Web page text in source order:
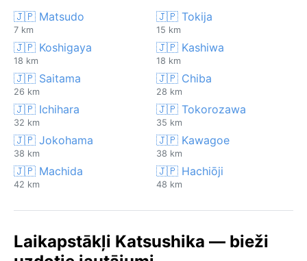
🇯🇵 Matsudo
7 km
🇯🇵 Tokija
15 km
🇯🇵 Koshigaya
18 km
🇯🇵 Kashiwa
18 km
🇯🇵 Saitama
26 km
🇯🇵 Chiba
28 km
🇯🇵 Ichihara
32 km
🇯🇵 Tokorozawa
35 km
🇯🇵 Jokohama
38 km
🇯🇵 Kawagoe
38 km
🇯🇵 Machida
42 km
🇯🇵 Hachiōji
48 km
Laikapstākļi Katsushika — bieži